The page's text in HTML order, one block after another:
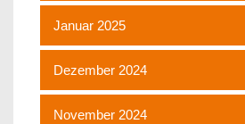
Januar 2025
Dezember 2024
November 2024